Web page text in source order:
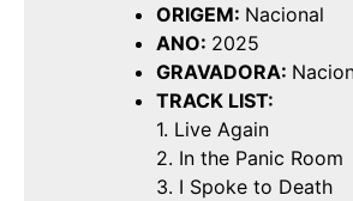
ORIGEM: Nacional
ANO: 2025
GRAVADORA:
TRACK LIST:
1. Live Again
2. In the Panic Room
3. I Spoke to Death